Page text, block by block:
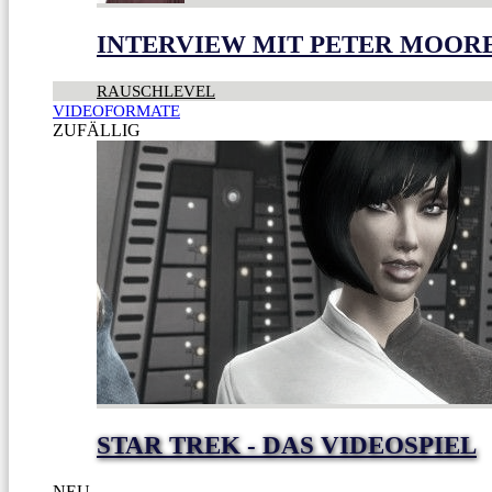
INTERVIEW MIT PETER
RAUSCHLEVEL
VIDEOFORMATE
ZUFÄLLIG
STAR TREK - DAS VIDEOSPIEL